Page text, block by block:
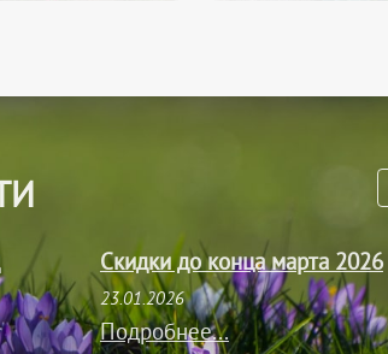
Скидки до конца марта 2026
23.01.2026
Подробнее...